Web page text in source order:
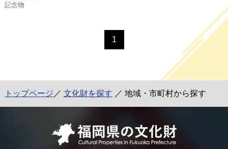
記念物
1
トップページ ／ 文化財を探す ／ 地域・市町村から探す